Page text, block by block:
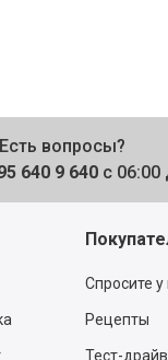
Есть вопросы?
640 9 640 с 06:00
Спросите
Рецепты
Тест-